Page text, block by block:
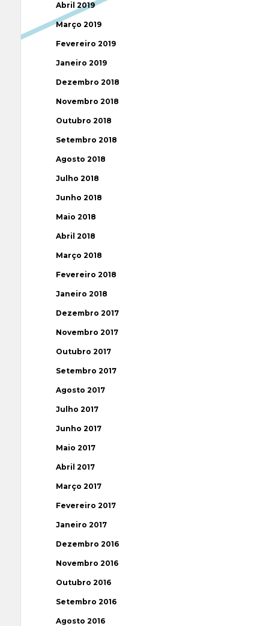
Abril 2019
Março 2019
Fevereiro 2019
Janeiro 2019
Dezembro 2018
Novembro 2018
Outubro 2018
Setembro 2018
Agosto 2018
Julho 2018
Junho 2018
Maio 2018
Abril 2018
Março 2018
Fevereiro 2018
Janeiro 2018
Dezembro 2017
Novembro 2017
Outubro 2017
Setembro 2017
Agosto 2017
Julho 2017
Junho 2017
Maio 2017
Abril 2017
Março 2017
Fevereiro 2017
Janeiro 2017
Dezembro 2016
Novembro 2016
Outubro 2016
Setembro 2016
Agosto 2016